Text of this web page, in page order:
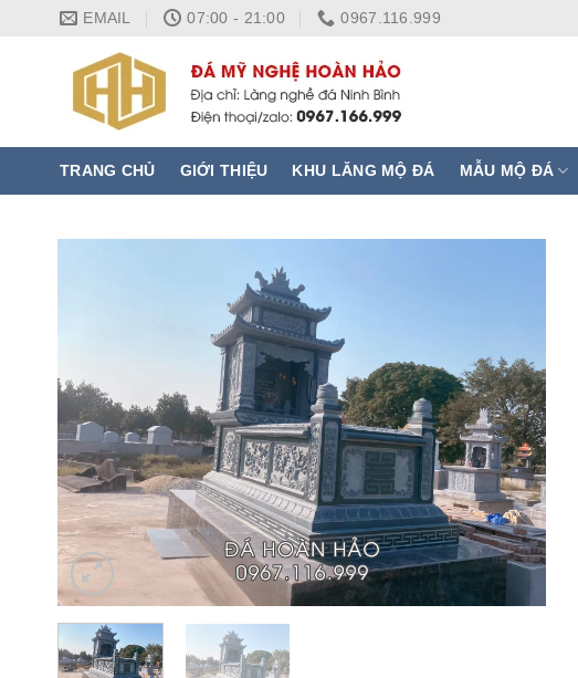
EMAIL 07:00 - 21:00 0967.116.999
TRANG CHỦ GIỚI THIỆU KHU LĂNG MỘ ĐÁ MẪU MỘ ĐÁ